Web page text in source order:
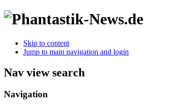
Skip to content
Jump to main navigation and login
Nav view search
Navigation